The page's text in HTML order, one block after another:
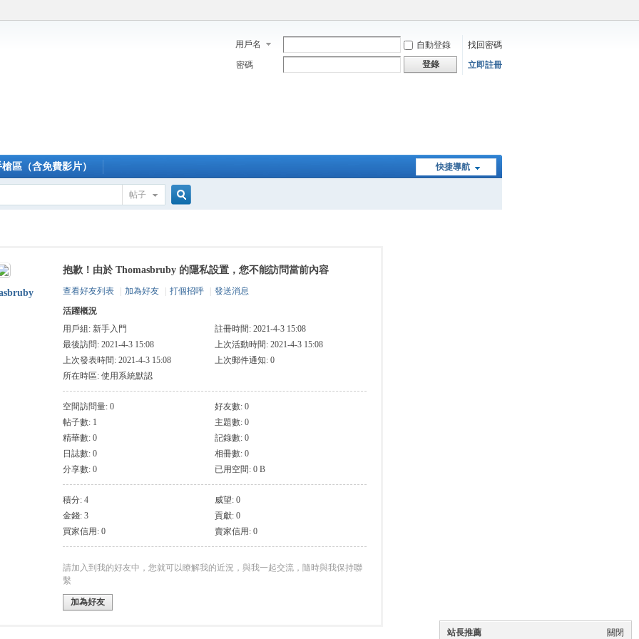
用戶名 自動登錄
找回密碼
密碼
登錄 立即註冊
快捷導航
區（含免費影片）
帖子
索
抱歉！由於 Thomasbruby 的隱私設置，您不能訪問當前內容
查看好友列表 加為好友 打個招呼
發送消息
活躍概況
用戶組: 新手入門
註冊時間: 2021-4-3 15:08
最後訪問: 2021-4-3 15:08
上次活動時間: 2021-4-3 15:08
上次發表時間: 2021-4-3 15:08
上次郵件通知: 0
所在時區: 使用系統默認
空間訪問量: 0
好友數: 0
帖子數: 1
主題數: 0
精華數: 0
記錄數: 0
日誌數: 0
相冊數: 0
分享數: 0
已用空間: 0 B
積分: 4
威望: 0
金錢: 3
貢獻: 0
買家信用: 0
賣家信用: 0
請加入到我的好友中，您就可以瞭解我的近況，與我一起交流，隨時與我保持聯
繫
加為好友
關閉
站長推薦